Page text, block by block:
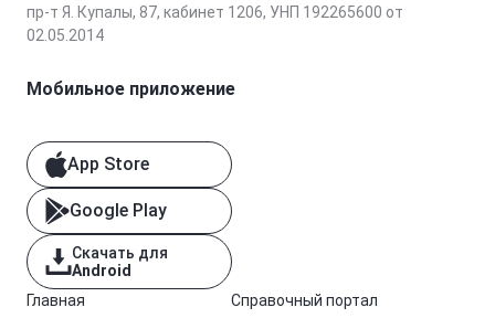
пр-т Я. Купалы, 87, кабинет 1206, УНП 192265600 от
02.05.2014
Мобильное приложение
App Store
Google Play
Скачать для
Android
Главная
Справочный портал